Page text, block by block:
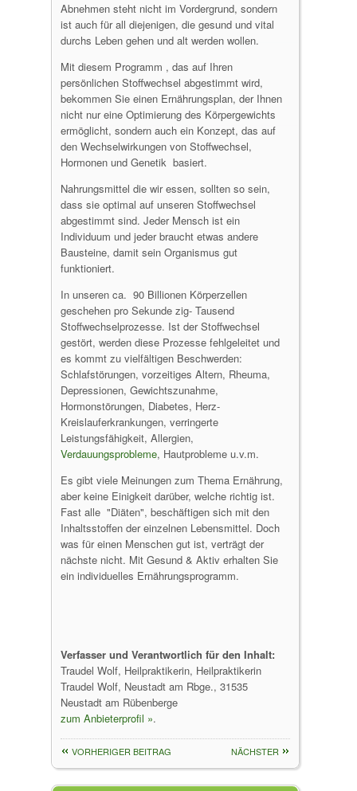
Abnehmen steht nicht im Vordergrund, sondern
ist auch für all diejenigen, die gesund und vital
durchs Leben gehen und alt werden wollen.
Mit diesem Programm , das auf Ihren
persönlichen Stoffwechsel abgestimmt wird,
bekommen Sie einen Ernährungsplan, der Ihnen
nicht nur eine Optimierung des Körpergewichts
ermöglicht, sondern auch ein Konzept, das auf
den Wechselwirkungen von Stoffwechsel,
Hormonen und Genetik basiert.
Nahrungsmittel die wir essen, sollten so sein,
dass sie optimal auf unseren Stoffwechsel
abgestimmt sind. Jeder Mensch ist ein
Individuum und jeder braucht etwas andere
Bausteine, damit sein Organismus gut
funktioniert.
In unseren ca. 90 Billionen Körperzellen
geschehen pro Sekunde zig- Tausend
Stoffwechselprozesse. Ist der Stoffwechsel
gestört, werden diese Prozesse fehlgeleitet und
es kommt zu vielfältigen Beschwerden:
Schlafstörungen, vorzeitiges Altern, Rheuma,
Depressionen, Gewichtszunahme,
Hormonstörungen, Diabetes, Herz-
Kreislauferkrankungen, verringerte
Leistungsfähigkeit, Allergien,
Verdauungsprobleme, Hautprobleme u.v.m.
Es gibt viele Meinungen zum Thema Ernährung,
aber keine Einigkeit darüber, welche richtig ist.
Fast alle "Diäten", beschäftigen sich mit den
Inhaltsstoffen der einzelnen Lebensmittel. Doch
was für einen Menschen gut ist, verträgt der
nächste nicht. Mit Gesund & Aktiv erhalten Sie
ein individuelles Ernährungsprogramm.
Verfasser und Verantwortlich für den Inhalt:
Traudel Wolf, Heilpraktikerin, Heilpraktikerin
Traudel Wolf, Neustadt am Rbge., 31535
Neustadt am Rübenberge
zum Anbieterprofil ».
NÄCHSTER
VORHERIGER BEITRAG